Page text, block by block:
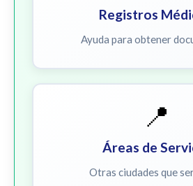
Registros
Ayuda para obtener
📍
Áreas de
Otras ciudades que